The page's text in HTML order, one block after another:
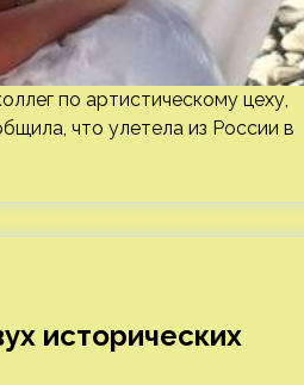
по артистическому цеху,
что улетела из России в
исторических